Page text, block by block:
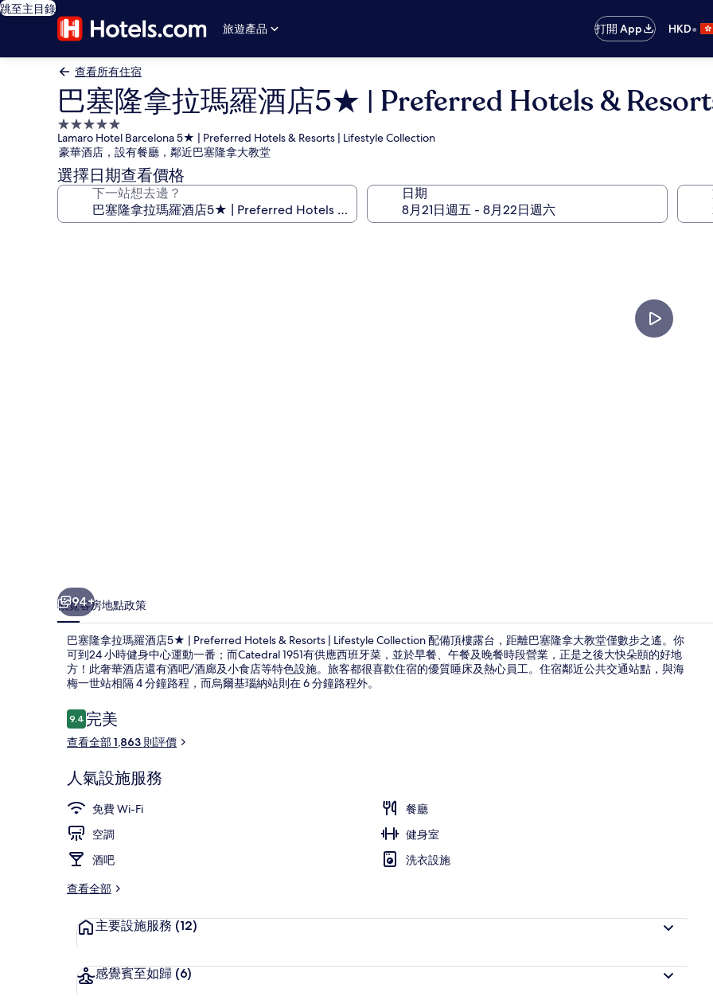
跳至主目錄
旅遊產品
打開 App HKD•
查看所有住宿
巴塞隆拿拉瑪羅酒店5★ | Preferred Hotels &
5.0
星
級
住
宿
Lamaro Hotel Barcelona 5★ | Preferred Hotels & Resorts | Lifestyle Collection
豪華酒店，設有餐廳，鄰近巴塞隆拿大教堂
選擇日期查看價格
下一站想去邊？ 日期
Resorts
|
Lifestyle
Collection
相
片
集
94+
概覽客房地點政策
巴塞隆拿拉瑪羅酒店5★ | Preferred Hotels & Resorts | Lifestyle Collection 配備頂樓露台，距離巴塞隆拿大教堂僅數步之遙。你
可到24 小時健身中心運動一番；而Catedral 1951有供應西班牙菜，並於早餐、午餐及晚餐時段營業，正是之後大快朵頤的好地
方！此奢華酒店還有酒吧/酒廊及小食店等特色設施。旅客都很喜歡住宿的優質睡床及熱心員工。住宿鄰近公共交通站點，與海
梅一世站相隔 4 分鐘路程，而烏爾基瑙納站則在 6 分鐘路程外。
評
價
9.49.4 分，滿分 10 分，
完美
查看全部 1,863 則評價
人氣設施服務
免費 Wi-Fi
餐廳
空調
健身室
酒吧
洗衣設施
查看全部
主要設施服務 (12)
感覺賓至如歸 (6)